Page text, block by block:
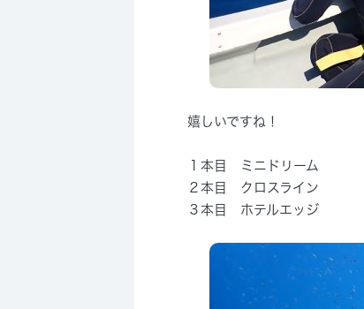
嬉しいですね！
１本目 ミニドリーム
２本目 クロスライン
３本目 ホテルエッジ